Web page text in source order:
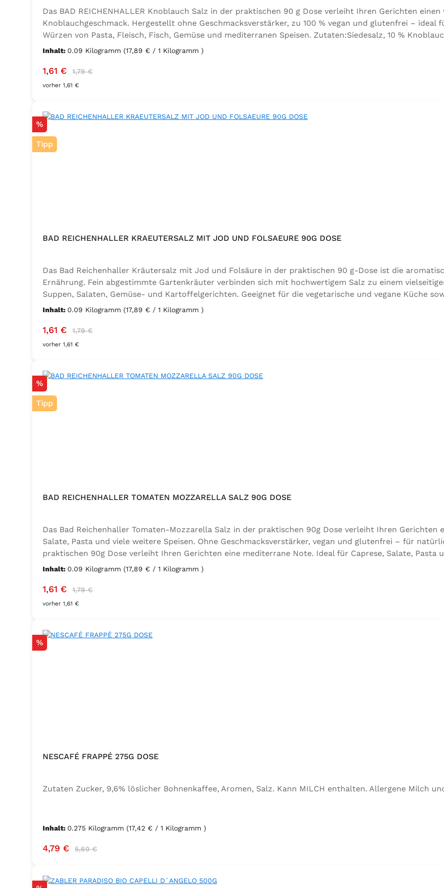
Das BAD REICHENHALLER Knoblauch Salz in der praktischen 90 g Dose verleiht Ihren Gerichten
Knoblauchgeschmack. Hergestellt ohne Geschmacksverstärker, zu 100 % vegan und glutenfrei – ideal
Würzen von Pasta, Fleisch, Fisch, Gemüse und mediterranen Speisen. Zutaten:Siedesalz, 10 %
Sellerie, Zwiebel, Basilikum, Dill, Majoran, Lorbeer, Rosmarin, Oregano, Thymian), Trennmittel
Inhalt: 0.09 Kilogramm (17,89 € / 1 Kilogramm )
Verkaufspreis:
1,61 € Regulärer Preis:
1,79 €
vorher 1,61 €
Rabatt
%
Tipp
BAD REICHENHALLER KRAEUTERSALZ MIT JOD UND FOLSAEURE 90G DOSE
Das Bad Reichenhaller Kräutersalz mit Jod und Folsäure in der praktischen 90 g-Dose ist die
Ernährung. Fein abgestimmte Gartenkräuter verbinden sich mit hochwertigem Salz zu einem
Suppen, Salaten, Gemüse- und Kartoffelgerichten. Geeignet für die vegetarische und vegane Küche
Ernährung mit zusätzlichem Jod und Folsäure. Zutaten:Siedesalz, 17,5 % Kräuter und Gewürze
Inhalt: 0.09 Kilogramm (17,89 € / 1 Kilogramm )
Verkaufspreis:
1,61 € Regulärer Preis:
1,79 €
vorher 1,61 €
Rabatt
%
Tipp
BAD REICHENHALLER TOMATEN MOZZARELLA SALZ 90G DOSE
Das Bad Reichenhaller Tomaten-Mozzarella Salz in der praktischen 90g Dose verleiht Ihren Gerichten
Salate, Pasta und viele weitere Speisen. Ohne Geschmacksverstärker, vegan und glutenfrei – für
praktischen 90g Dose verleiht Ihren Gerichten eine mediterrane Note. Ideal für Caprese, Salate, Pasta
Geschmacksverstärker, vegan und glutenfrei – für natürlichen Genuss in bester Qualität.
Inhalt: 0.09 Kilogramm (17,89 € / 1 Kilogramm )
Verkaufspreis:
1,61 € Regulärer Preis:
1,79 €
vorher 1,61 €
Rabatt
%
NESCAFÉ FRAPPÉ 275G DOSE
Zutaten Zucker, 9,6% löslicher Bohnenkaffee, Aromen, Salz. Kann MILCH enthalten. Allergene Milch
Inhalt: 0.275 Kilogramm (17,42 € / 1 Kilogramm )
Verkaufspreis:
4,79 € Regulärer Preis:
5,60 €